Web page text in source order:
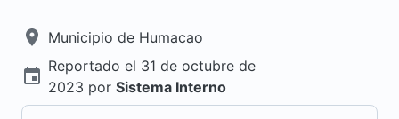
Municipio de Humacao
Reportado el 31 de octubre de
2023 por Sistema Interno